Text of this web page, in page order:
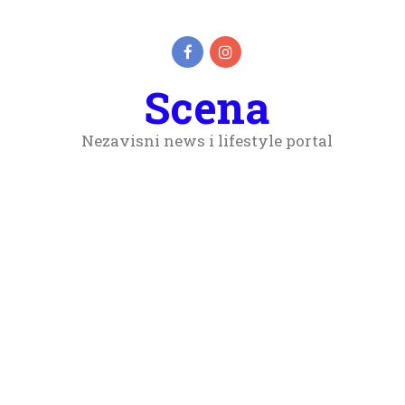
Scena
Nezavisni news i lifestyle portal